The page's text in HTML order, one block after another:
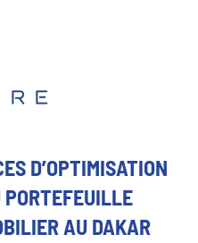
D’OPTIMISATION
PORTEFEUILLE
AU DAKAR